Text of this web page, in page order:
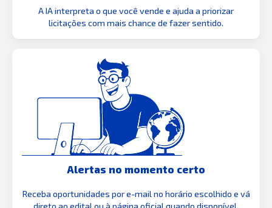
A IA interpreta o que você vende e ajuda a priorizar
licitações com mais chance de fazer sentido.
Alertas no momento certo
Receba oportunidades por e-mail no horário escolhido e vá